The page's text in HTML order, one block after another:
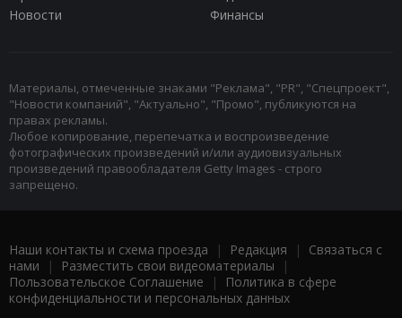
Новости
Финансы
Материалы, отмеченные знаками "Реклама", "PR", "Спецпроект",
"Новости компаний", "Актуально", "Промо", публикуются на
правах рекламы.
Любое копирование, перепечатка и воспроизведение
фотографических произведений и/или аудиовизуальных
произведений правообладателя Getty Images - строго
запрещено.
Наши контакты и схема проезда | Редакция | Связаться с
нами | Разместить свои видеоматериалы |
Пользовательское Соглашение |
Политика в сфере
конфиденциальности и персональных данных